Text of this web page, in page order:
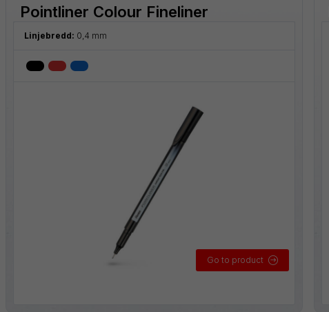
Pointliner Colour Fineliner
Linjebredd: 0,4 mm
Go to product